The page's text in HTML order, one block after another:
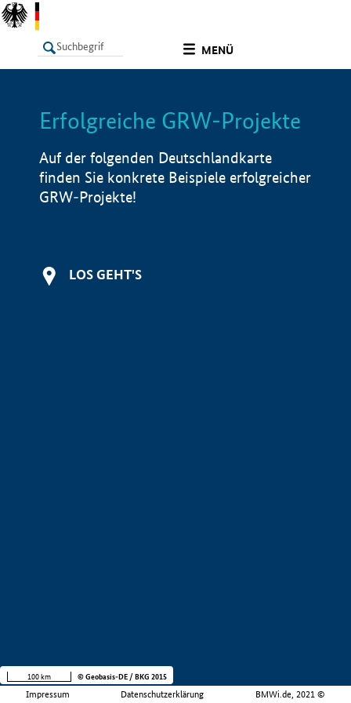
MENÜ
LISTE Info
Erfolgreiche GRW-Projekte
Auf der folgenden Deutschlandkarte
finden Sie konkrete Beispiele erfolgreicher
GRW-Projekte!
LOS GEHT'S
Impressum Datenschutzerklärung BMWi.de, 2021 ©
100 km © Geobasis-DE / BKG 2015